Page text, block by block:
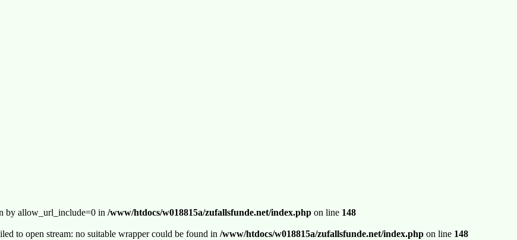
by allow_url_include=0 in /www/htdocs/w018815a/zufallsfunde.net/index.php on line 148
to open stream: no suitable wrapper could be found in /www/htdocs/w018815a/zufallsfunde.net/index.php on line 148